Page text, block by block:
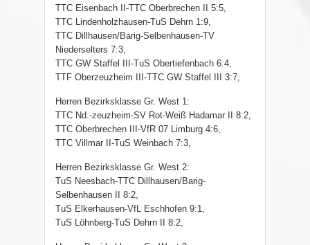
TTC Eisenbach II-TTC Oberbrechen II 5:5,
TTC Lindenholzhausen-TuS Dehrn 1:9,
TTC Dillhausen/Barig-Selbenhausen-TV
Niederselters 7:3,
TTC GW Staffel III-TuS Obertiefenbach 6:4,
TTF Oberzeuzheim III-TTC GW Staffel III 3:7,
Herren Bezirksklasse Gr. West 1:
TTC Nd.-zeuzheim-SV Rot-Weiß Hadamar II 8:2,
TTC Oberbrechen III-VfR 07 Limburg 4:6,
TTC Villmar II-TuS Weinbach 7:3,
Herren Bezirksklasse Gr. West 2:
TuS Neesbach-TTC Dillhausen/Barig-
Selbenhausen II 8:2,
TuS Elkerhausen-VfL Eschhofen 9:1,
TuS Löhnberg-TuS Dehrn II 8:2,